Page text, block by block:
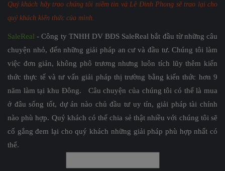
Quý khách hãy trao chúng tôi niềm tin và Lê Đình Phong sẽ trao lại cho
quý khách kiến thức của mình.
SaleReal - Công ty TNHH DV BĐS SaleReal bắt đầu từ những câu
chuyện nhỏ, đến những giải pháp an cư và đầu tư. Chúng tôi làm
việc đơn giản, không phô trương nhưng luôn tích lũy thêm kiến
thức thực tế và tư vấn giải pháp thị trường bằng kiến thức hơn 9
năm làm tại khu Đông. Câu chuyện của chúng tôi có thể là mua
ở đâu sống tốt, dự án nào chủ đầu tư uy tín, giải pháp tài chính
nào phù hợp. Quý khách có thể chia sẻ thật nhiều với chúng tôi sẽ
cố gắng đem lại cho quý khách những giải pháp phù hợp nhất có
thể.